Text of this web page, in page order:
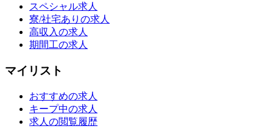
スペシャル求人
寮/社宅ありの求人
高収入の求人
期間工の求人
マイリスト
おすすめの求人
キープ中の求人
求人の閲覧履歴